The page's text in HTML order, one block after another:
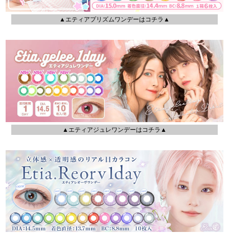
▲エティアプリズムワンデーはコチラ▲
▲エティアジュレワンデーはコチラ▲